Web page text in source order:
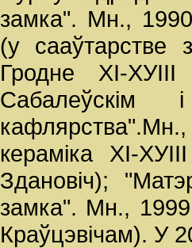
замка". Мн.,
(у
Гродне ХІ-
Сабалеўскім
кераміка ХІ-
Здановіч);
замка". Мн., 1999
Краўцэвічам). У